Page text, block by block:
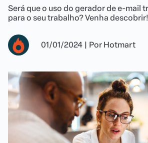
Será que o uso do gerador de e-mail
para o seu trabalho? Venha descobrir!
01/01/2024 | Por Hotmart